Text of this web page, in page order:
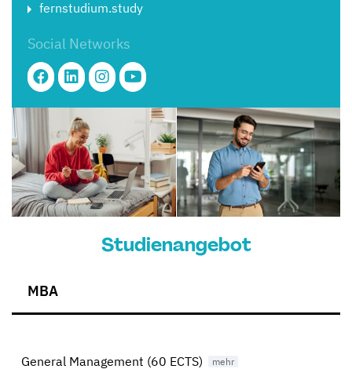
fernstudium.study
Social Networks
Studienangebot
MBA
General Management (60 ECTS)